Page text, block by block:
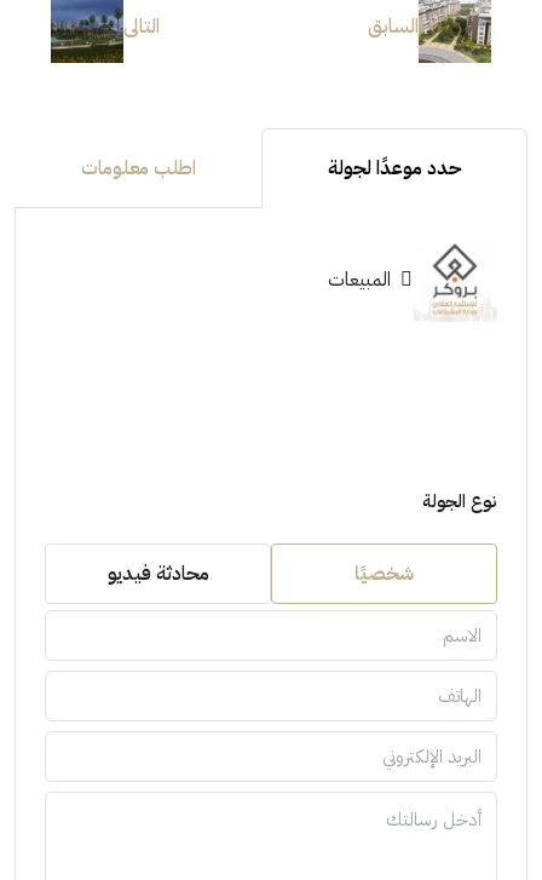
السابق التالى
حدد موعدًا لجولة اطلب معلومات
المبيعات
نوع الجولة
شخصيًا محادثة فيديو